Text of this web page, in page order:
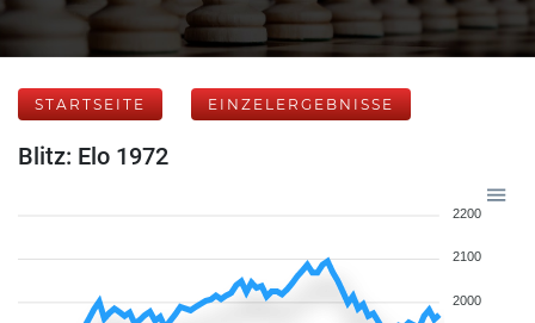
STARTSEITE EINZELERGEBNISSE
Blitz: Elo 1972
2200
2100
2000